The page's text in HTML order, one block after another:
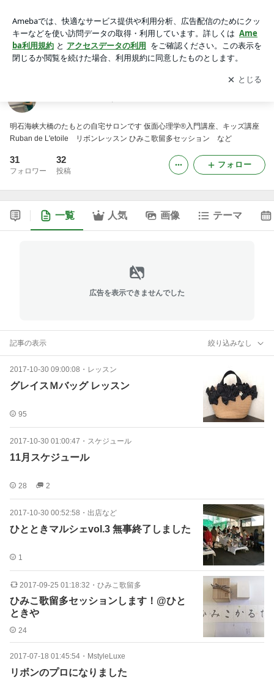
アプリをダウンロードして ブログの更新通知
を受け取りまし
ょう。
開く
明石海峡大橋のたもとの自宅サロンです 仮面心理学®入門講座、キッズ講座
Ruban de L'etoile リボンレッスン ひみこ歌留多セッション など
31
フォロワー
32
投稿
フォロー
一覧 人気 画像 テーマ
広告を表示できませんでした
記事の表示 絞り込みなし
2017-10-30 09:00:08 ・ レッスン
グレイスＭバッグ レッスン
95
2017-10-30 01:00:47 ・ スケジュール
11月スケジュール
28 2
2017-10-30 00:52:58 ・ 出店など
ひとときマルシェvol.3 無事終了しました
1
2017-09-25 01:18:32 ・ ひみこ歌留多
ひみこ歌留多セッションします！@ひと
ときや
24
2017-07-18 01:45:54 ・ MstyleLuxe
リボンのプロになりました